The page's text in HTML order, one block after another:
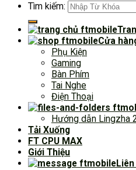
Tìm kiếm:
Cửa
Phụ Kiện
Gaming
Bàn Phím
Tai Nghe
Điện Thoại
Hướng dẫn Lingzha
Tải Xuống
FT CPU MAX
Giới Thiệu